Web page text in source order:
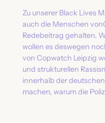
Zu unserer Black Lives
auch die Menschen
Redebeitrag gehalten.
wollen es deswegen
von Copwatch Leipzig
und strukturellen
innerhalb der
machen, warum die